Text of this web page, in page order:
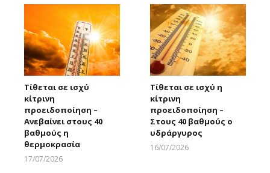
Τίθεται σε ισχύ
κίτρινη
προειδοποίηση –
Ανεβαίνει στους 40
βαθμούς η
θερμοκρασία
17/07/2026
Τίθεται σε ισχύ η
κίτρινη
προειδοποίηση –
Στους 40 βαθμούς ο
υδράργυρος
16/07/2026